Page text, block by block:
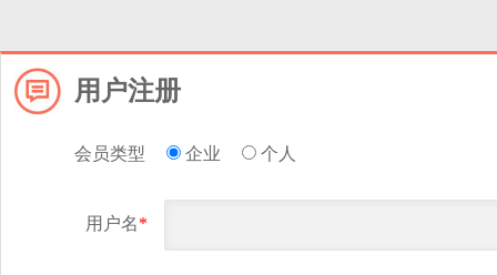
用户注册
会员类型 企业 个人
用户名*